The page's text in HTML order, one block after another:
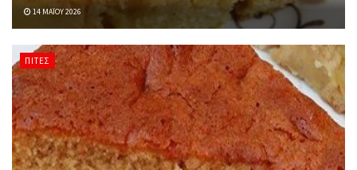
14 ΜΑΪ́ΟΥ 2026
ΠΊΤΕΣ